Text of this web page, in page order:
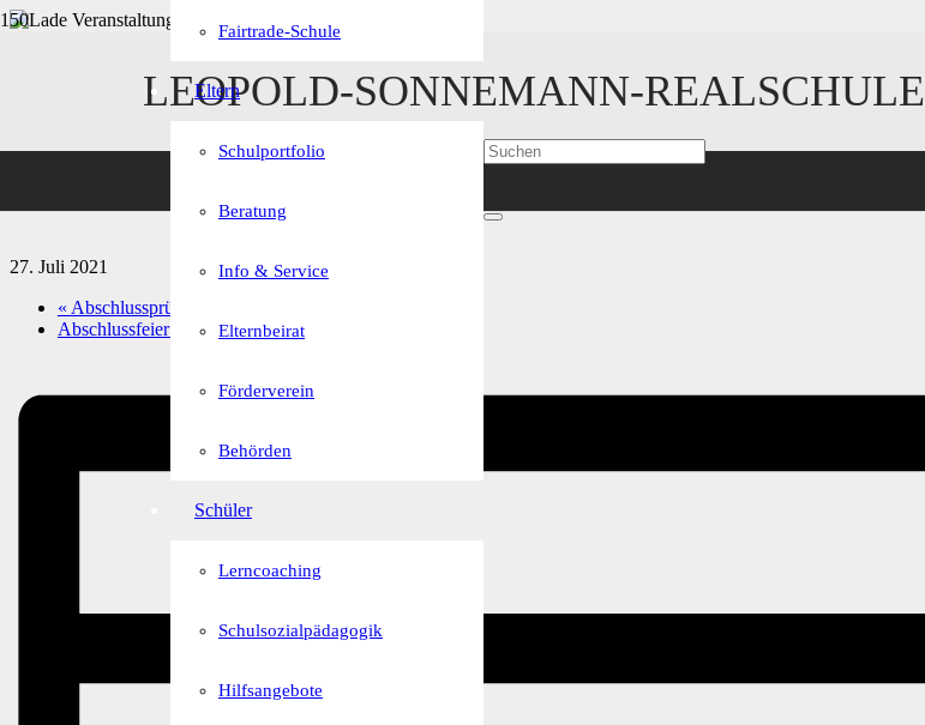
LEOPOLD-SONNEMANN-REALSCHULE
Fairtrade-Schule
Eltern
Schulportfolio
Beratung
Info & Service
Elternbeirat
Förderverein
Behörden
Schüler
Lerncoaching
Schulsozialpädagogik
Hilfsangebote
Diese Veranstaltung hat bereits stattgefunden.
Wandertag 5. – 9. Klassen
27. Juli 2021
« Abschlussprüfung Kunst
Abschlussfeier 10A, E, F»